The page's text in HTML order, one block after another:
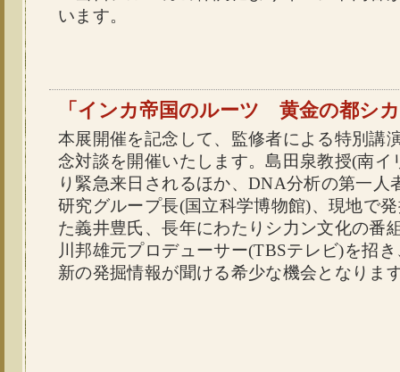
います。
「インカ帝国のルーツ 黄金の都シ
本展開催を記念して、監修者による特別講
念対談を開催いたします。島田泉教授(南イ
り緊急来日されるほか、DNA分析の第一人
研究グループ長(国立科学博物館)、現地で
た義井豊氏、長年にわたりシ力ン文化の番
川邦雄元プロデューサー(TBSテレビ)を招
新の発掘情報が聞ける希少な機会となりま